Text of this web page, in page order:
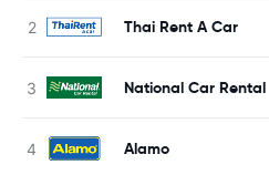
Thai Rent A Car
National Car Rental
Alamo